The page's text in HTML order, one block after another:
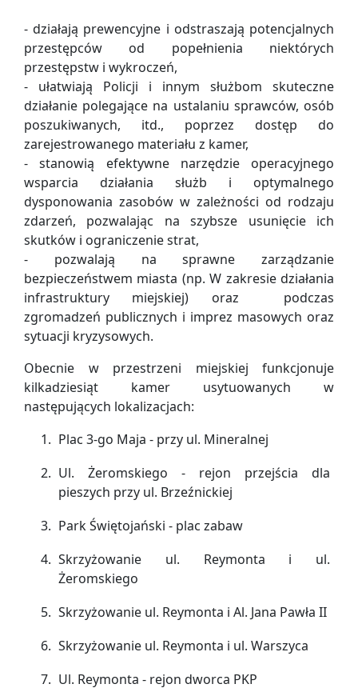
- działają prewencyjne i odstraszają potencjalnych
przestępców od popełnienia niektórych
przestępstw i wykroczeń,
- ułatwiają Policji i innym służbom skuteczne
działanie polegające na ustalaniu sprawców, osób
poszukiwanych, itd., poprzez dostęp do
zarejestrowanego materiału z kamer,
- stanowią efektywne narzędzie operacyjnego
wsparcia działania służb i optymalnego
dysponowania zasobów w zależności od rodzaju
zdarzeń, pozwalając na szybsze usunięcie ich
skutków i ograniczenie strat,
- pozwalają na sprawne zarządzanie
bezpieczeństwem miasta (np. W zakresie działania
infrastruktury miejskiej) oraz podczas
zgromadzeń publicznych i imprez masowych oraz
sytuacji kryzysowych.
Obecnie w przestrzeni miejskiej funkcjonuje
kilkadziesiąt kamer usytuowanych w
następujących lokalizacjach:
Plac 3-go Maja - przy ul. Mineralnej
Ul. Żeromskiego - rejon przejścia dla
pieszych przy ul. Brzeźnickiej
Park Świętojański - plac zabaw
Skrzyżowanie ul. Reymonta i ul.
Żeromskiego
Skrzyżowanie ul. Reymonta i Al. Jana Pawła II
Skrzyżowanie ul. Reymonta i ul. Warszyca
Ul. Reymonta - rejon dworca PKP